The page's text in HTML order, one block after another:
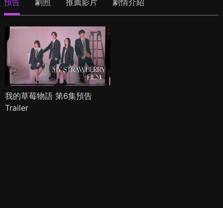
預告 劇照 推薦影片 劇情介紹
我的草莓物語 第6集預告
Trailer